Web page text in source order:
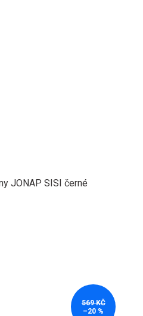
JONAP SISI černé
569 KČ
–20 %